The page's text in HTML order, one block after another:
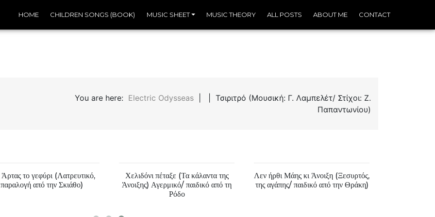
HOME CHILDREN SONGS (BOOK) MUSIC SHEET MUSIC THEORY ALL POSTS ABOUT ME CONTACT
You are here: Electric Odysseas | | Τσιριτρό (Μουσική: Γ. Λαμπελέτ/ Στίχοι: Ζ.
Παπαντωνίου)
το γεφύρι (Λατρευτικό,
παραλογή από την Σκιάθο)
Χελιδόνι πέταξε (Τα κάλαντα της
Άνοιξης) Αγερμικό/ παιδικό από τη
Ρόδο
Λεν ήρθι Μάης κι Άνοιξη (Ξεσυρτός,
της αγάπης/ παιδικό από την Θράκη)